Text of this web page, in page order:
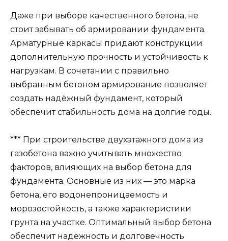
газобетона важно учитывать множество
факторов, влияющих на выбор бетона для
фундамента. Основные из них — это марка
бетона, его водонепроницаемость и
морозостойкость, а также характеристики
грунта на участке. Оптимальный выбор бетона
обеспечит надёжность и долговечность
фундамента, что является залогом безопасного
Не стоит экономить на качестве материалов,
так как от этого напрямую зависит срок службы
всего здания.
Какой бетон нужен для
фундамента двухэтажного
дома